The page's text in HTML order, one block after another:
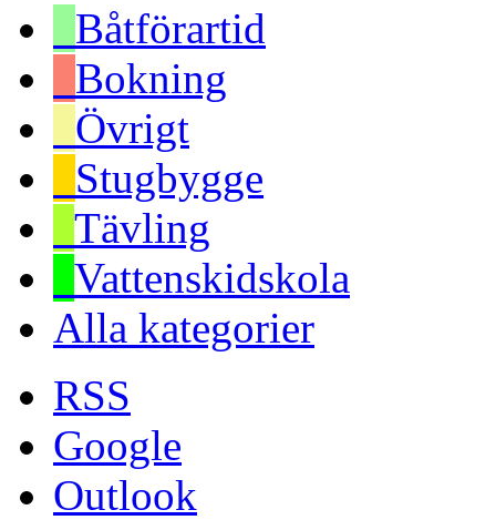
Båtförartid
Bokning
Övrigt
Stugbygge
Tävling
Vattenskidskola
Alla kategorier
RSS
Google
Outlook